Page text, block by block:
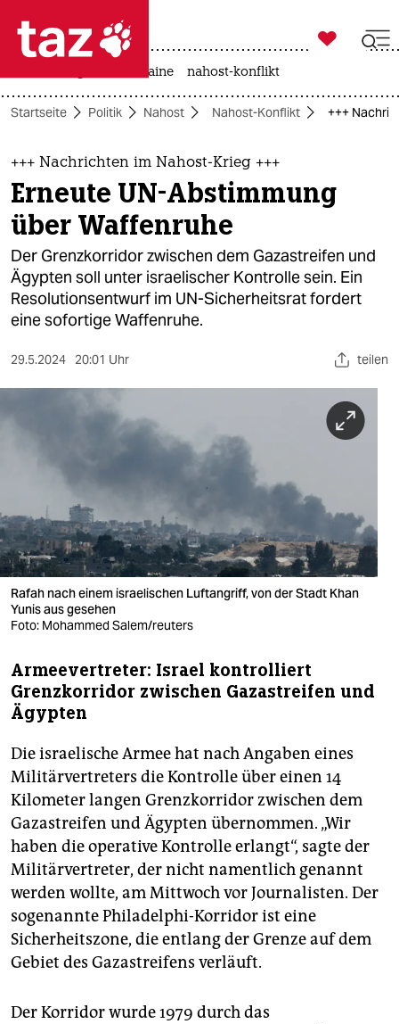
 taz zahl ich
taz zahl ich
themen
politik
öko
gesellschaft
kultur
sport
wahrheit
verlag
verlag
veranstaltungen
shop
fragen & hilfe
unterstützen
genossenschaft
epaper login

taz zahl ich
krieg in der ukraine nahost-konflikt
Startseite Politik Nahost Nahost-Konflikt +++
+++ Nachrichten im Nahost-Krieg +++
Erneute UN-Abstimmung
über Waffenruhe
Der Grenzkorridor zwischen dem Gazastreifen und
Ägypten soll unter israelischer Kontrolle sein. Ein
Resolutionsentwurf im UN-Sicherheitsrat fordert
eine sofortige Waffenruhe.
29.5.2024 20:01 Uhr teilen
Rafah nach einem israelischen Luftangriff, von der Stadt Khan
Yunis aus gesehen
Foto: Mohammed Salem/reuters
Armeevertreter: Israel kontrolliert
Grenzkorridor zwischen Gazastreifen und
Ägypten
Die israelische Armee hat nach Angaben eines
Militärvertreters die Kontrolle über einen 14
Kilometer langen Grenzkorridor zwischen dem
Gazastreifen und Ägypten übernommen. „Wir
haben die operative Kontrolle erlangt“, sagte der
Militärvertreter, der nicht namentlich genannt
werden wollte, am Mittwoch vor Journalisten. Der
sogenannte Philadelphi-Korridor ist eine
Sicherheitszone, die entlang der Grenze auf dem
Gebiet des Gazastreifens verläuft.
Der Korridor wurde 1979 durch das